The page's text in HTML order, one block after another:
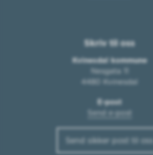
Skriv til oss
Kvinesdal kommune
Nesgata 11
4480 Kvinesdal
E-post
Send e-post
Send sikker post til oss